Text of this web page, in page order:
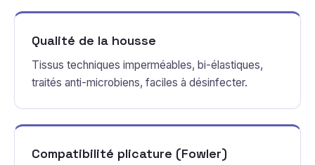
Qualité de la housse
Tissus techniques imperméables, bi-élastiques,
traités anti-microbiens, faciles à désinfecter.
Compatibilité plicature (Fowler)